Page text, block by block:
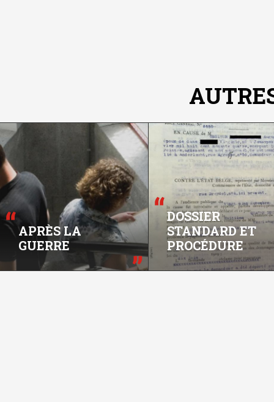
APRÈS LA
GUERRE
DOSSIER
STANDARD ET
PROCÉDURE